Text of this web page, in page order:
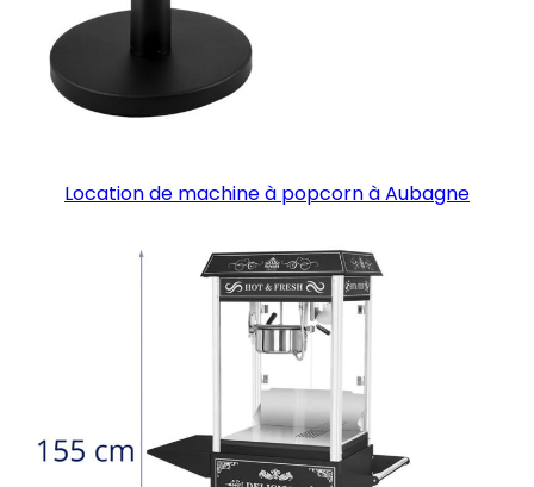
Location de machine à popcorn à Aubagne